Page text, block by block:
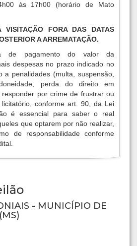
às 17h00 (horário de Mato
VISITAÇÃO FORA DAS DATAS
A ARREMATAÇÃO.
de pagamento do valor da
despesas no prazo indicado no
a penalidades (multa, suspensão,
perda do direito em
por crime de frustrar ou
conforme art. 90, da Lei
é essencial para saber o real
que optarem por não realizar,
de responsabilidade conforme
- MUNICÍPIO DE